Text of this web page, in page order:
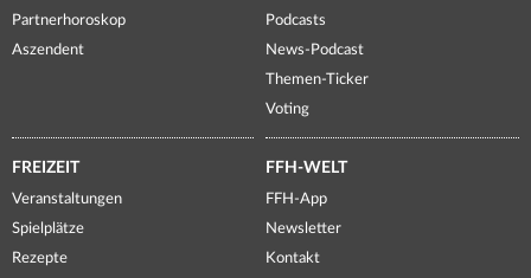
Partnerhoroskop
Aszendent
Podcasts
News-Podcast
Themen-Ticker
Voting
FREIZEIT
Veranstaltungen
Spielplätze
Rezepte
FFH-WELT
FFH-App
Newsletter
Kontakt